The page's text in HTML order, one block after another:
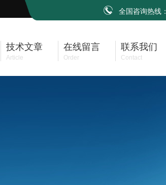
全国咨询热线：
技术文章
Article
在线留言
Order
联系我们
Contact